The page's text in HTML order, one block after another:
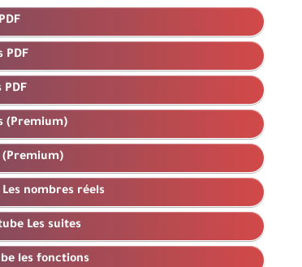
PDF
PDF
(Premium)
(Premium)
Les nombres réels
Les suites
les fonctions